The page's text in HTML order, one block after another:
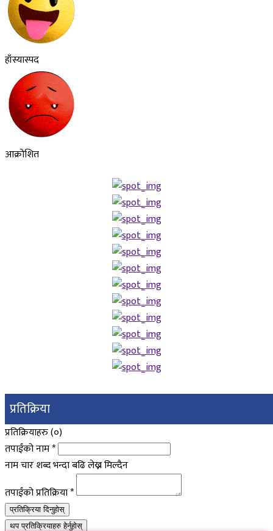
हाँस्यास्पद
आक्रोशित
प्रतिक्रिया
प्रतिक्रियाहरु (०)
तपाईंको नाम*
नाम चार शब्द भन्दा बढि लेख्न मिल्दैन
तपाईंको प्रतिक्रिया*
प्रतिक्रिया दिनुहोस्
थप प्रतिक्रियाहरु हेर्नुहोस्